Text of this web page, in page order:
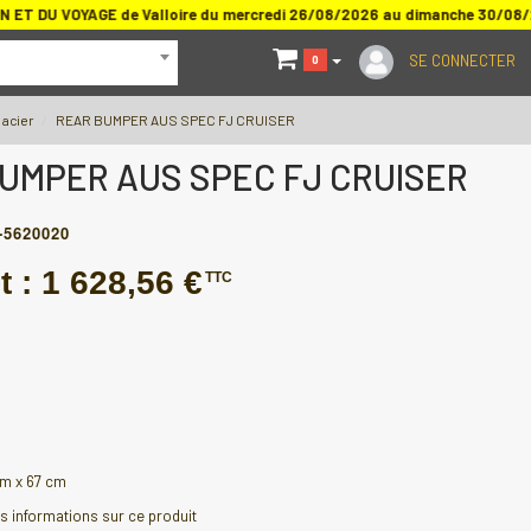
DU VOYAGE de Valloire du mercredi 26/08/2026 au dimanche 30/
SE CONNECTER
0
acier REAR BUMPER AUS SPEC FJ CRUISER
AUS SPEC FJ CRUISER
: 1 628,56 € TTC
x 67 cm
informations sur ce produit